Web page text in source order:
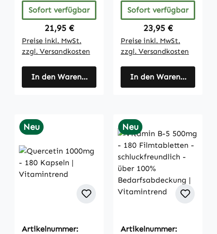
Sofort verfügbar
Regulärer Preis:
21,95 €
Preise inkl. MwSt.
zzgl. Versandkosten
In den Warenkorb
Sofort verfügbar
Regulärer Preis:
23,95 €
Preise inkl. MwSt.
zzgl. Versandkosten
In den Warenkorb
Neu
Artikelnummer:
Neu
Artikelnummer: